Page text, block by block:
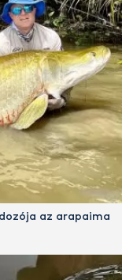
az arapaima